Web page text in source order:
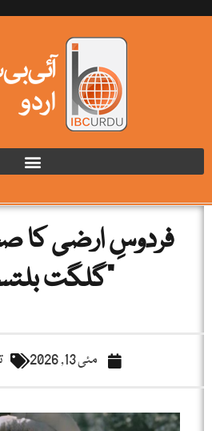
فردوسِ ارضی کا
"گلگت
مئی 13, 2026